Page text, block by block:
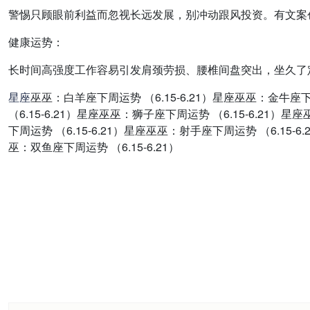
警惕只顾眼前利益而忽视长远发展，别冲动跟风投资。有文
健康运势：
长时间高强度工作容易引发肩颈劳损、腰椎间盘突出，坐久
星座巫巫：白羊座下周运势 （6.15-6.21）星座巫巫：金牛
（6.15-6.21）星座巫巫：狮子座下周运势 （6.15-6.21）星
下周运势 （6.15-6.21）星座巫巫：射手座下周运势 （6.15-
巫：双鱼座下周运势 （6.15-6.21）